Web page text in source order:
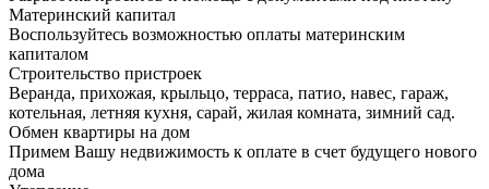
Материнский капитал
Воспользуйтесь возможностью оплаты материнским
капиталом
Строительство пристроек
Веранда, прихожая, крыльцо, терраса, патио, навес, гараж,
котельная, летняя кухня, сарай, жилая комната, зимний сад.
Обмен квартиры на дом
Примем Вашу недвижимость к оплате в счет будущего нового
дома